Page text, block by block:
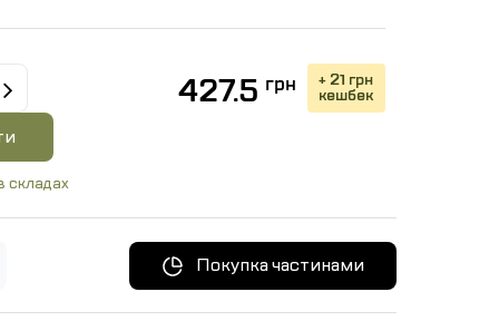
427.5 грн + 21 грн
кешбек
складах
Покупка частинами